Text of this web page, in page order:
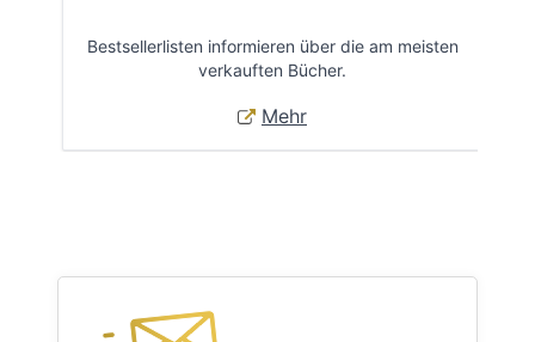
Bestsellerlisten informieren über die am meisten
verkauften Bücher.
Mehr